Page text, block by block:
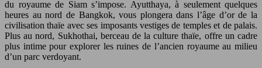
du royaume de Siam s’impose. Ayutthaya, à seulement quelques
heures au nord de Bangkok, vous plongera dans l’âge d’or de la
civilisation thaïe avec ses imposants vestiges de temples et de palais.
Plus au nord, Sukhothai, berceau de la culture thaïe, offre un cadre
plus intime pour explorer les ruines de l’ancien royaume au milieu
d’un parc verdoyant.